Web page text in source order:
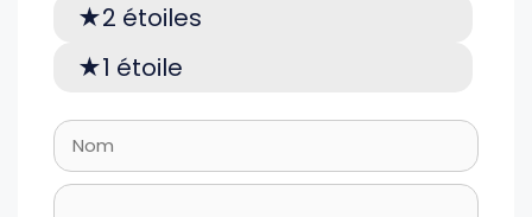
2 étoiles
1 étoile